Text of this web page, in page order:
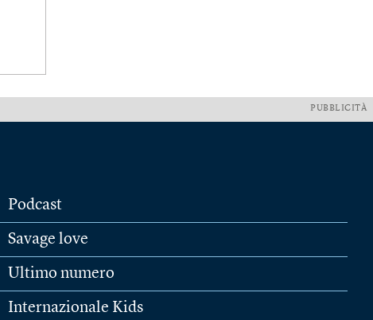
PUBBLICITÀ
Podcast
Savage love
Ultimo numero
Internazionale Kids